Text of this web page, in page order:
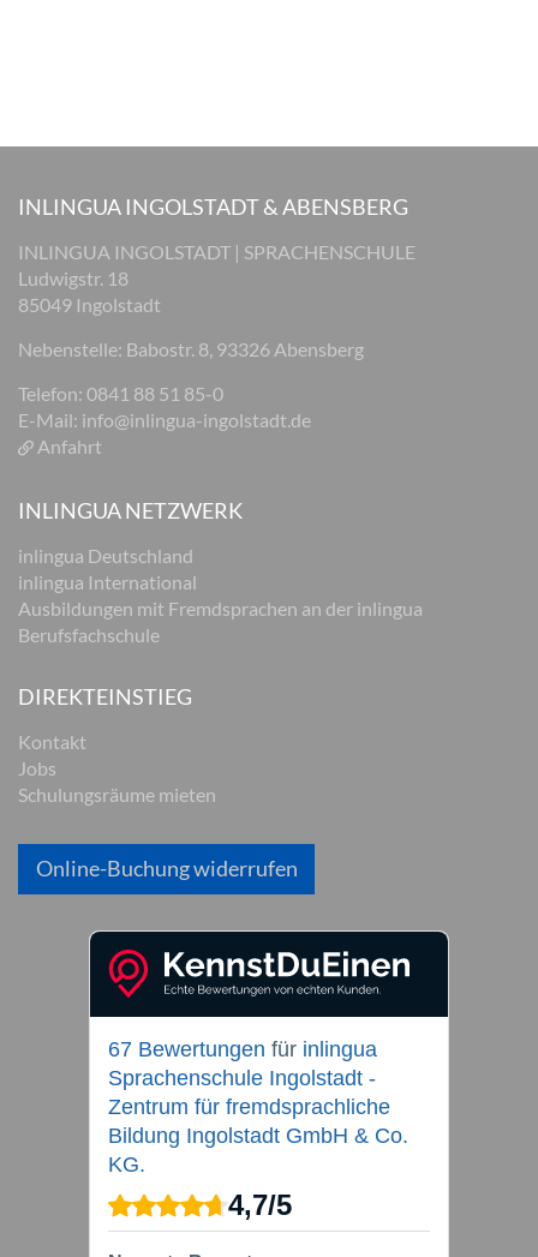
INLINGUA INGOLSTADT & ABENSBERG
INLINGUA INGOLSTADT | SPRACHENSCHULE
Ludwigstr. 18
85049 Ingolstadt
Nebenstelle: Babostr. 8, 93326 Abensberg
Telefon: 0841 88 51 85-0
E-Mail: info@inlingua-ingolstadt.de
Anfahrt
INLINGUA NETZWERK
inlingua Deutschland
inlingua International
Ausbildungen mit Fremdsprachen an der inlingua
Berufsfachschule
DIREKTEINSTIEG
Kontakt
Jobs
Schulungsräume mieten
Online-Buchung widerrufen
67 Bewertungen für inlingua
Sprachenschule Ingolstadt -
Zentrum für fremdsprachliche
Bildung Ingolstadt GmbH & Co.
KG.
4,7/5